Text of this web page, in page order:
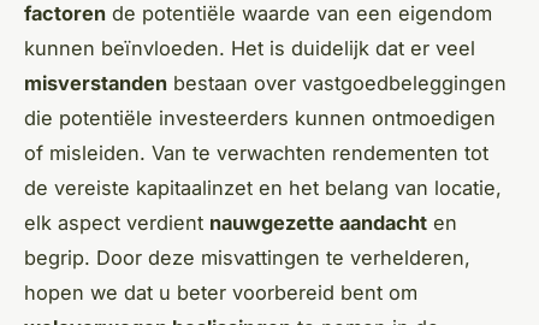
factoren de potentiële waarde van een eigendom
kunnen beïnvloeden. Het is duidelijk dat er veel
misverstanden bestaan over vastgoedbeleggingen
die potentiële investeerders kunnen ontmoedigen
of misleiden. Van te verwachten rendementen tot
de vereiste kapitaalinzet en het belang van locatie,
elk aspect verdient nauwgezette aandacht en
begrip. Door deze misvattingen te verhelderen,
hopen we dat u beter voorbereid bent om